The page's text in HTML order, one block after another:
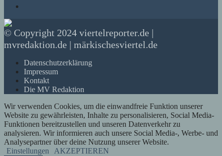
© Copyright 2024 viertelreporter.de |
mvredaktion.de | märkischesviertel.de
Datenschutzerklärung
Impressum
Kontakt
Die MV Redaktion
Wir verwenden Cookies, um die einwandfreie Funktion unserer
Website zu gewährleisten, Inhalte zu personalisieren, Social Media-
Funktionen bereitzustellen und unseren Datenverkehr zu
analysieren. Wir informieren auch unsere Social Media-, Werbe- und
Analysepartner über deine Nutzung unserer Website.
Einstellungen
AKZEPTIEREN